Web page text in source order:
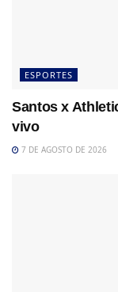
ESPORTES
Santos x
vivo
7 DE AGOSTO DE 2026